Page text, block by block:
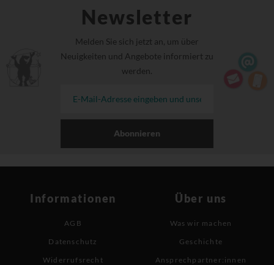
Newsletter
Melden Sie sich jetzt an, um über
Neuigkeiten und Angebote informiert zu
werden.
Abonnieren
Informationen
AGB
Datenschutz
Widerrufsrecht
Über uns
Was wir machen
Geschichte
Ansprechpartner:innen